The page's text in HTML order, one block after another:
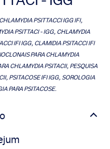
PSITTACCI IGG IFI,
PSITTACI - IGG, CHLAMYDIA
IFI IGG, CLAMIDIA PSITACCI IFI
PARA CHLAMYDIA
CHLAMYDIA PSITACII, PESQUISA
PSITACOSE IFI IGG, SOROLOGIA
PARA PSITACOSE.